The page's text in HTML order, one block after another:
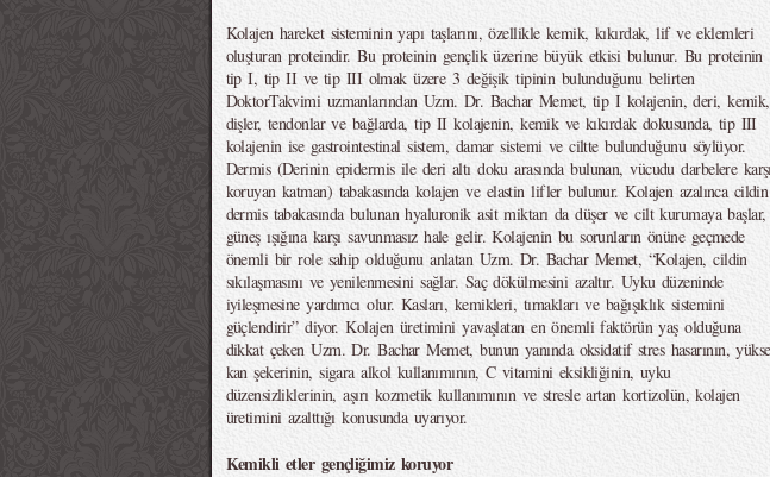
Kolajen hareket sisteminin yapı taşlarını, özellikle kemik, kıkırdak, lif ve eklemleri
oluşturan proteindir. Bu proteinin gençlik üzerine büyük etkisi bulunur. Bu proteinin
tip I, tip II ve tip III olmak üzere 3 değişik tipinin bulunduğunu belirten
DoktorTakvimi uzmanlarından Uzm. Dr. Bachar Memet, tip I kolajenin, deri, kemik,
dişler, tendonlar ve bağlarda, tip II kolajenin, kemik ve kıkırdak dokusunda, tip III
kolajenin ise gastrointestinal sistem, damar sistemi ve ciltte bulunduğunu söylüyor.
Dermis (Derinin epidermis ile deri altı doku arasında bulunan, vücudu darbelere
koruyan katman) tabakasında kolajen ve elastin lifler bulunur. Kolajen azalınca cildin
dermis tabakasında bulunan hyaluronik asit miktarı da düşer ve cilt kurumaya başlar,
güneş ışığına karşı savunmasız hale gelir. Kolajenin bu sorunların önüne geçmede
önemli bir role sahip olduğunu anlatan Uzm. Dr. Bachar Memet, “Kolajen, cildin
sıkılaşmasını ve yenilenmesini sağlar. Saç dökülmesini azaltır. Uyku düzeninde
iyileşmesine yardımcı olur. Kasları, kemikleri, tırnakları ve bağışıklık sistemini
güçlendirir” diyor. Kolajen üretimini yavaşlatan en önemli faktörün yaş olduğuna
dikkat çeken Uzm. Dr. Bachar Memet, bunun yanında oksidatif stres hasarının,
kan şekerinin, sigara alkol kullanımının, C vitamini eksikliğinin, uyku
düzensizliklerinin, aşırı kozmetik kullanımının ve stresle artan kortizolün, kolajen
üretimini azalttığı konusunda uyarıyor.
Kemikli etler gençliğimiz koruyor